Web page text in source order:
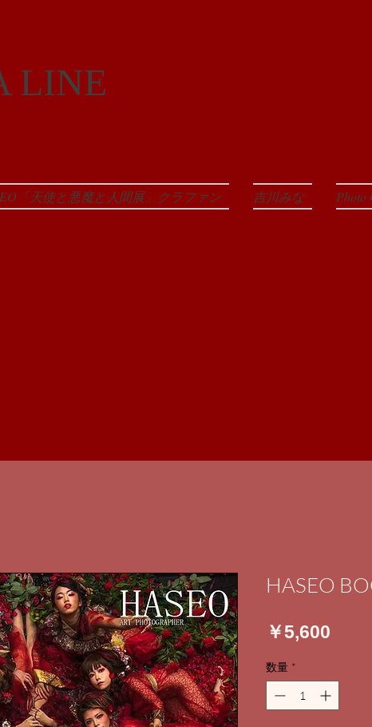
LINE
「天使と悪魔と人間展」クラファン 吉川みな Photo
HASEO
￥5,600
数量 *